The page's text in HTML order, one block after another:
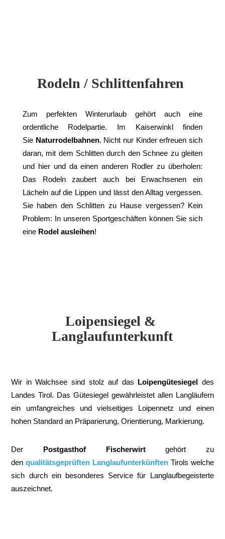
Rodeln / Schlittenfahren
Zum perfekten Winterurlaub gehört auch eine
ordentliche Rodelpartie. Im Kaiserwinkl finden
Sie Naturrodelbahnen. Nicht nur Kinder erfreuen sich
daran, mit dem Schlitten durch den Schnee zu gleiten
und hier und da einen anderen Rodler zu überholen:
Das Rodeln zaubert auch bei Erwachsenen ein
Lächeln auf die Lippen und lässt den Alltag vergessen.
Sie haben den Schlitten zu Hause vergessen? Kein
Problem: In unseren Sportgeschäften können Sie sich
eine Rodel ausleihen!
Loipensiegel &
Langlaufunterkunft
Wir in Walchsee sind stolz auf das Loipengütesiegel des
Landes Tirol. Das Gütesiegel gewährleistet allen Langläufern
ein umfangreiches und vielseitiges Loipennetz und einen
hohen Standard an Präparierung, Orientierung, Markierung.
Der Postgasthof Fischerwirtgehört zu
denqualitätsgeprüften Langlaufunterkünften Tirols welche
sich durch ein besonderes Service für Langlaufbegeisterte
auszeichnet.